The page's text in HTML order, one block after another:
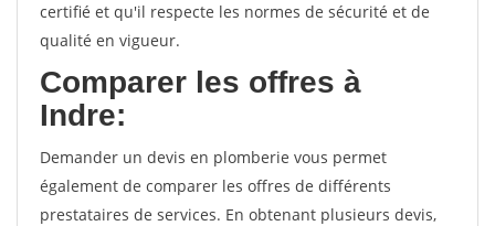
certifié et qu'il respecte les normes de sécurité et de
qualité en vigueur.
Comparer les offres à
Indre:
Demander un devis en plomberie vous permet
également de comparer les offres de différents
prestataires de services. En obtenant plusieurs devis,